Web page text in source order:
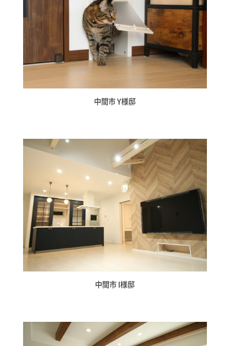
コンセプト
施工事例
はじめての家づくり
リフォーム・リノベーション
中間市 Y様邸
中間市 I様邸